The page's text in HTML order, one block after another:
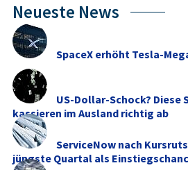
Neueste News
SpaceX erhöht Tesla-
US-Dollar-Schock? Diese
kassieren im Ausland richtig ab
ServiceNow nach
jüngste Quartal als